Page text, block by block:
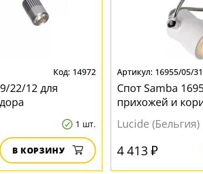
14972
22/12 для
1 шт.
В КОРЗИНУ
16955/05/31
Спот Samba
прихожей и
Lucide (Бельгия)
4 413 ₽